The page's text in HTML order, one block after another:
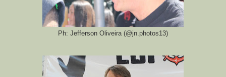
Ph: Jefferson Oliveira (@jn.photos13)